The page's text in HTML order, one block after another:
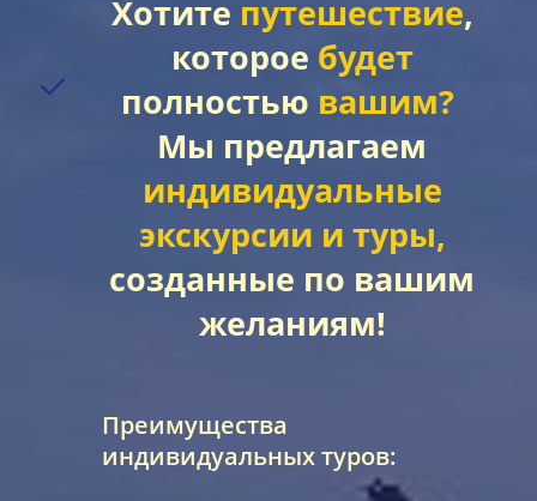
Хотите путешествие,
которое будет
полностью вашим?
Мы предлагаем
индивидуальные
экскурсии и туры,
созданные по вашим
желаниям!
Преимущества
индивидуальных туров: